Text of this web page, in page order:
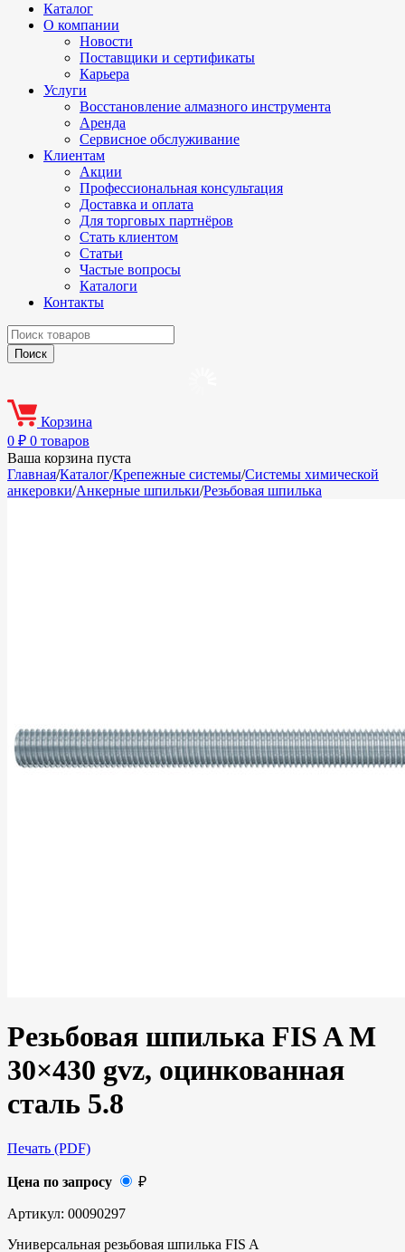
Каталог
О компании
Новости
Поставщики и сертификаты
Карьера
Услуги
Восстановление алмазного инструмента
Аренда
Сервисное обслуживание
Клиентам
Акции
Профессиональная консультация
Доставка и оплата
Для торговых партнёров
Стать клиентом
Статьи
Частые вопросы
Каталоги
Контакты
Корзина
0 ₽ 0 товаров
Ваша корзина пуста
Главная/Каталог/Крепежные системы/Системы химической
анкеровки/Анкерные шпильки/Резьбовая шпилька
Резьбовая шпилька FIS A M
30×430 gvz, оцинкованная
сталь 5.8
Печать (PDF)
Цена по запросу ₽
Артикул: 00090297
Универсальная резьбовая шпилька FIS A